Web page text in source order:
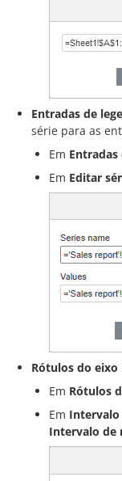
Entradas de
série para as
Em Entradas
Em Editar
Rótulos do
Em Rótulos
Em
Intervalo de